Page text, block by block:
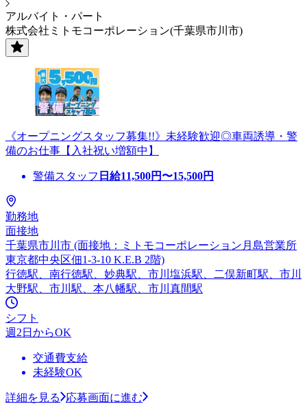
アルバイト・パート
株式会社ミトモコーポレーション(千葉県市川市)
《オープニングスタッフ募集!!》未経験歓迎◎車両誘導・警
備のお仕事【入社祝い増額中】
警備スタッフ 日給11,500円〜15,500円
勤務地
面接地
千葉県市川市 (面接地：ミトモコーポレーション月島営業所
東京都中央区佃1-3-10 K.E.B 2階)
行徳駅、南行徳駅、妙典駅、市川塩浜駅、二俣新町駅、市川
大野駅、市川駅、本八幡駅、市川真間駅
シフト
週2日からOK
交通費支給
未経験OK
詳細を見る
応募画面に進む